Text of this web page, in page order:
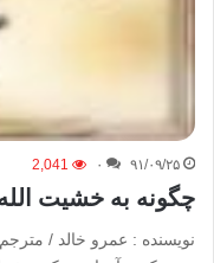
۹۱/۰۹/۲۵ ۰ 2,041
چگونه به خشیت
نویسنده : عمرو خالد /